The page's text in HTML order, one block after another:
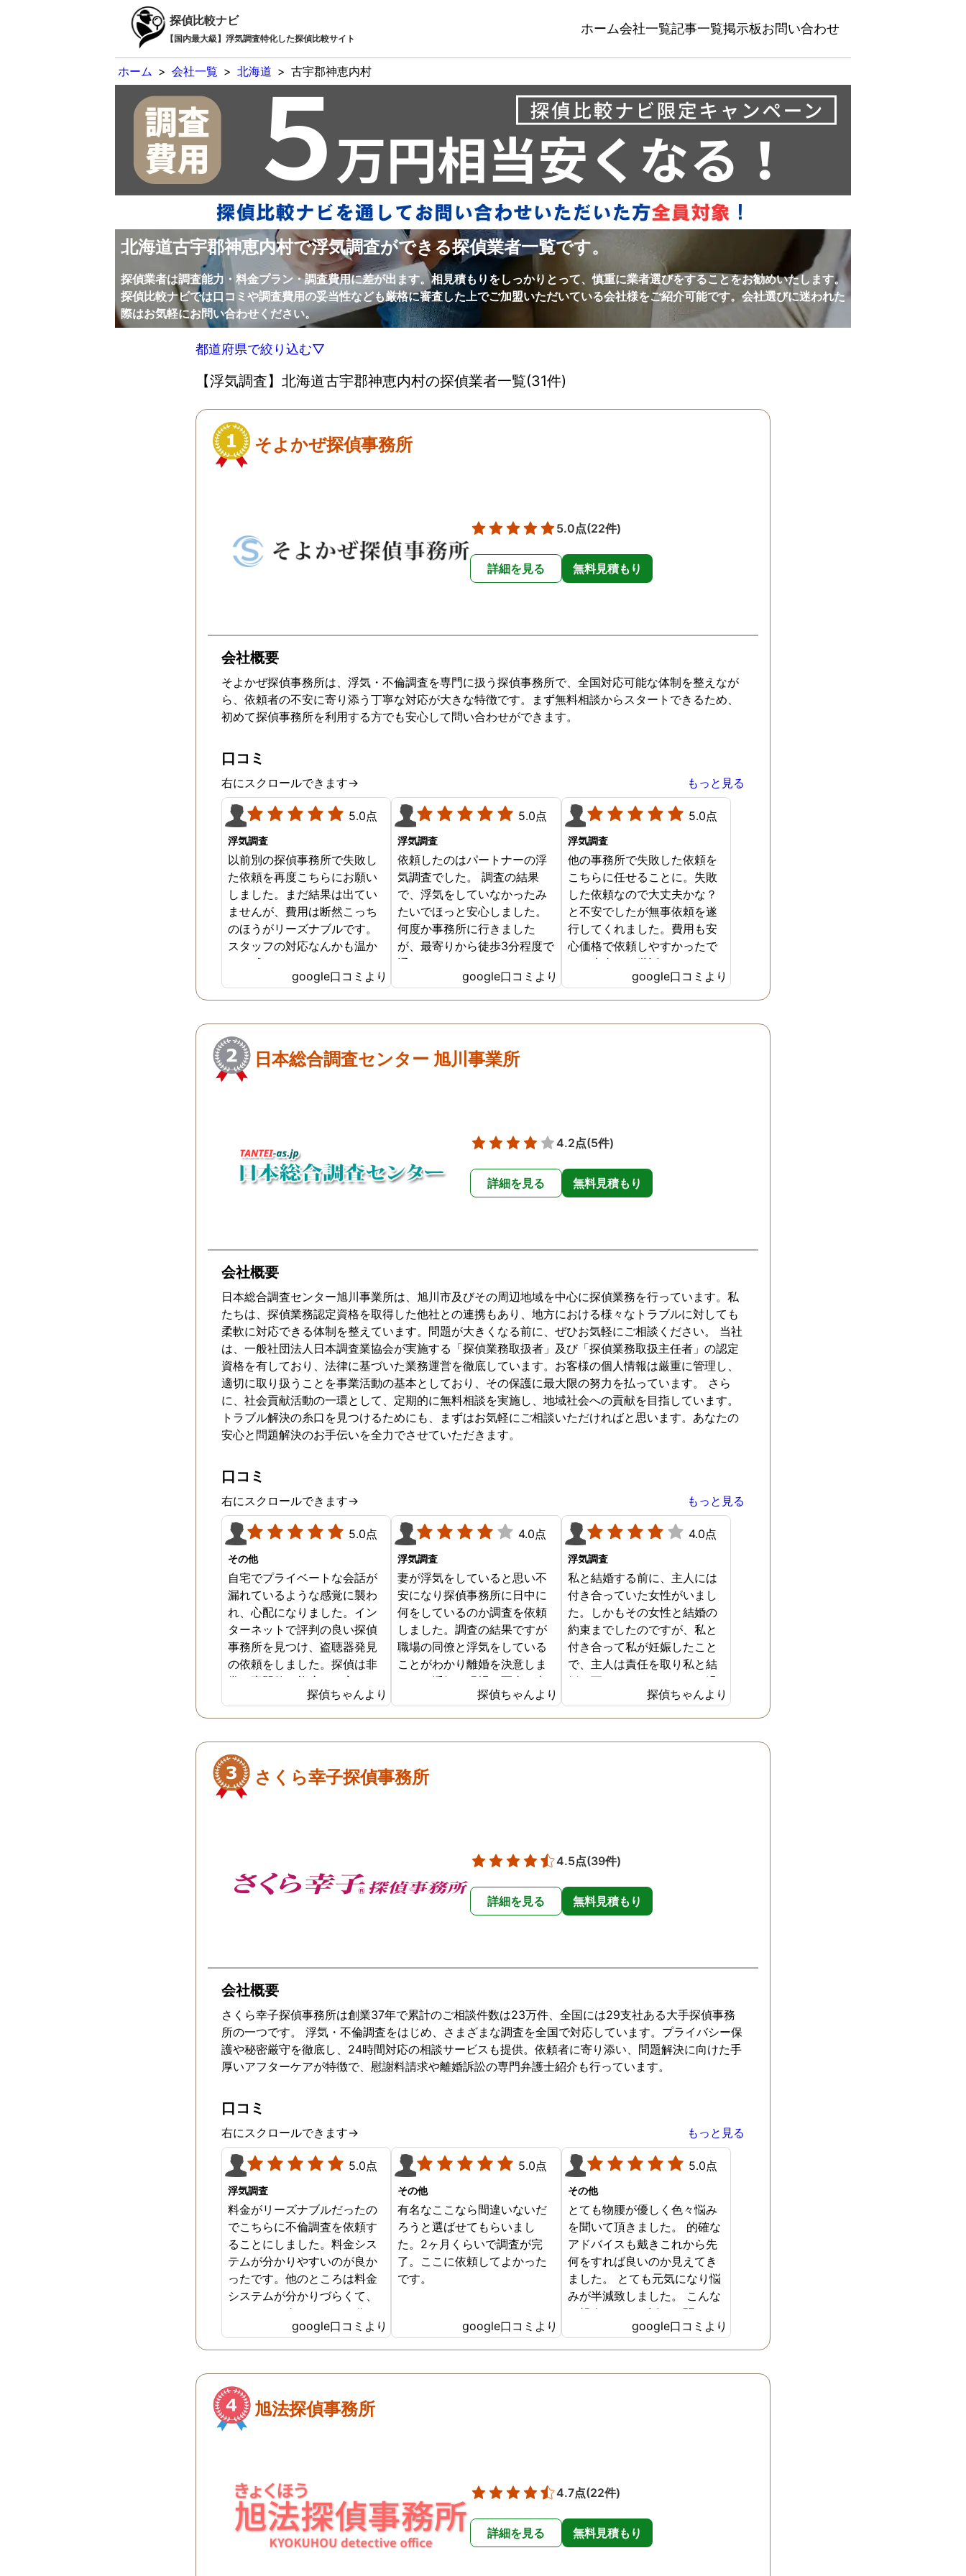
探偵比較ナビ
【国内最大級】浮気調査特化した探偵比較サイト
ホーム会社一覧記事一覧掲示板お問い合わせ
ホーム > 会社一覧 > 北海道 > 古宇郡神恵内村
北海道古宇郡神恵内村で浮気調査ができる探偵業者一覧です。
探偵業者は調査能力・料金プラン・調査費用に差が出ます。相見積もりをしっかりとって、慎重に業者選びをすることをお勧めいたします。
探偵比較ナビでは口コミや調査費用の妥当性なども厳格に審査した上でご加盟いただいている会社様をご紹介可能です。会社選びに迷われた
際はお気軽にお問い合わせください。
都道府県で絞り込む▽
【浮気調査】北海道古宇郡神恵内村の探偵業者一覧(31件)
そよかぜ探偵事務所
5.0点(22件)
詳細を見る 無料見積もり
会社概要
そよかぜ探偵事務所は、浮気・不倫調査を専門に扱う探偵事務所で、全国対応可能な体制を整えなが
ら、依頼者の不安に寄り添う丁寧な対応が大きな特徴です。まず無料相談からスタートできるため、
初めて探偵事務所を利用する方でも安心して問い合わせができます。
口コミ
右にスクロールできます→ もっと見る
5.0点
浮気調査
以前別の探偵事務所で失敗し
た依頼を再度こちらにお願い
しました。まだ結果は出てい
ませんが、費用は断然こっち
のほうがリーズナブルです。
スタッフの対応なんかも温か
みを感じます。はじめからこ
ちらにすればよかったです😢
…
google口コミより
5.0点
浮気調査
依頼したのはパートナーの浮
気調査でした。 調査の結果
で、浮気をしていなかったみ
たいでほっと安心しました。
何度か事務所に行きました
が、最寄りから徒歩3分程度で
通いやすかったです。
google口コミより
5.0点
浮気調査
他の事務所で失敗した依頼を
こちらに任せることに。失敗
した依頼なので大丈夫かな？
と不安でしたが無事依頼を遂
行してくれました。費用も安
心価格で依頼しやすかったで
す。本当にお世話になりまし
google口コミより
日本総合調査センター 旭川事業所
4.2点(5件)
詳細を見る 無料見積もり
会社概要
日本総合調査センター旭川事業所は、旭川市及びその周辺地域を中心に探偵業務を行っています。私
たちは、探偵業務認定資格を取得した他社との連携もあり、地方における様々なトラブルに対しても
柔軟に対応できる体制を整えています。問題が大きくなる前に、ぜひお気軽にご相談ください。 当社
は、一般社団法人日本調査業協会が実施する「探偵業務取扱者」及び「探偵業務取扱主任者」の認定
資格を有しており、法律に基づいた業務運営を徹底しています。お客様の個人情報は厳重に管理し、
適切に取り扱うことを事業活動の基本としており、その保護に最大限の努力を払っています。 さら
に、社会貢献活動の一環として、定期的に無料相談を実施し、地域社会への貢献を目指しています。
トラブル解決の糸口を見つけるためにも、まずはお気軽にご相談いただければと思います。あなたの
安心と問題解決のお手伝いを全力でさせていただきます。
口コミ
右にスクロールできます→ もっと見る
5.0点
その他
自宅でプライベートな会話が
漏れているような感覚に襲わ
れ、心配になりました。イン
ターネットで評判の良い探偵
事務所を見つけ、盗聴器発見
の依頼をしました。探偵は非
常に専門的な態度で、家の
隅々まで丁寧に調査してくれ
ました。調査は約3時間ほどで
つかりませんでしたが、その
プロセスと説明が非常に安心
感を与えてくれました。
探偵ちゃんより
4.0点
浮気調査
妻が浮気をしていると思い不
安になり探偵事務所に日中に
何をしているのか調査を依頼
しました。調査の結果ですが
職場の同僚と浮気をしている
ことがわかり離婚を決意しま
した。浮気の現場の写真を妻
に突き付けたところ事実を認
めたので離婚するための証拠
探偵ちゃんより
4.0点
浮気調査
私と結婚する前に、主人には
付き合っていた女性がいまし
た。しかもその女性と結婚の
約束までしたのですが、私と
付き合って私が妊娠したこと
で、主人は責任を取り私と結
婚に至りました。こうした過
程から、私は主人がまたいつ
以前の女性とよりを戻したく
所に主人の浮気調査を依頼す
ることにしました。特に以前
付き合っていた女性との今の
関係を徹底的に調べてもらい
る赤ちゃんのグッズを調べた
りと、私との関係を良好に保
とうと努力していてくれたよ
うです。私は不安が解消さ
は主人には秘密にしてありま
す。
探偵ちゃんより
さくら幸子探偵事務所
4.5点(39件)
詳細を見る 無料見積もり
会社概要
さくら幸子探偵事務所は創業37年で累計のご相談件数は23万件、全国には29支社ある大手探偵事務
所の一つです。 浮気・不倫調査をはじめ、さまざまな調査を全国で対応しています。プライバシー保
護や秘密厳守を徹底し、24時間対応の相談サービスも提供。依頼者に寄り添い、問題解決に向けた手
厚いアフターケアが特徴で、慰謝料請求や離婚訴訟の専門弁護士紹介も行っています。
口コミ
右にスクロールできます→ もっと見る
5.0点
浮気調査
料金がリーズナブルだったの
でこちらに不倫調査を依頼す
ることにしました。料金シス
テムが分かりやすいのが良か
ったです。他のところは料金
システムが分かりづらくて、
どれだけお金がかかるか分か
らず不安だったので、こちら
で安心しました。 ありがとう
google口コミより
5.0点
その他
有名なここなら間違いないだ
ろうと選ばせてもらいまし
た。2ヶ月くらいで調査が完
了。ここに依頼してよかった
です。
google口コミより
5.0点
その他
とても物腰が優しく色々悩み
を聞いて頂きました。 的確な
アドバイスも戴きこれから先
何をすれば良いのか見えてき
ました。 とても元気になり悩
みが半減致しました。 こんな
に親身になって話しを聞いて
くださり感謝しています。 何
かあったらまた相談させて頂
google口コミより
旭法探偵事務所
4.7点(22件)
詳細を見る 無料見積もり